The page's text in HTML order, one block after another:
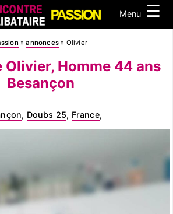
Menu ☰
»annonces » Olivier
Olivier, Homme 44 ans
Besançon
, Doubs 25, France,